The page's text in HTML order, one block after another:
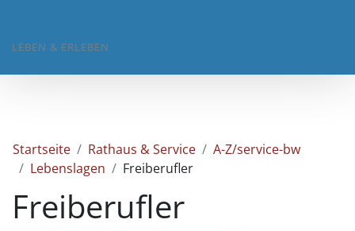
LEBEN & ERLEBEN
Startseite Rathaus & Service
A-Z/service-bw
Lebenslagen
Freiberufler
Freiberufler